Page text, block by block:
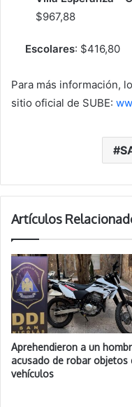
$967,88
Escolares: $416,80
Para más información,
sitio oficial de SUBE:
Artículos
Aprehendieron a un
acusado de robar objetos
vehículos